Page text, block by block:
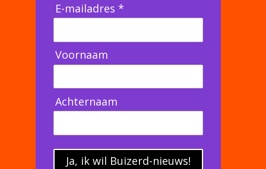
E-mailadres *
Voornaam
Achternaam
Ja, ik wil Buizerd-nieuws!